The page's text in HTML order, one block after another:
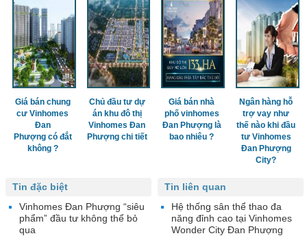
Giá bán chung
cư Vinhomes
Đan
Phượng có đắt
không ?
Chủ đầu tư dự
án khu đô thị
Vinhomes Đan
Phượng chi tiết
Giá bán nhà
phố vinhomes
Đan Phượng là
bao nhiêu ?
Ngân hàng hỗ
trợ vay như
thế nào khi đầu
tư Vinhomes
Đan Phượng
City?
Tin liên quan
Hệ thống sân thể thao đa
năng đỉnh cao tại Vinhomes
Wonder City Đan Phượng
Tin đặc biệt
Vinhomes Đan Phượng “siêu
phẩm” đầu tư không thể bỏ
qua